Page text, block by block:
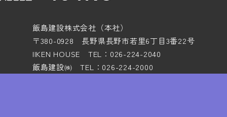
飯島建設株式会社（本社）
〒380-0928 長野県長野市若里6丁目3番22号
IIKEN HOUSE TEL：026-224-2040
飯島建設㈱ TEL：026-224-2000